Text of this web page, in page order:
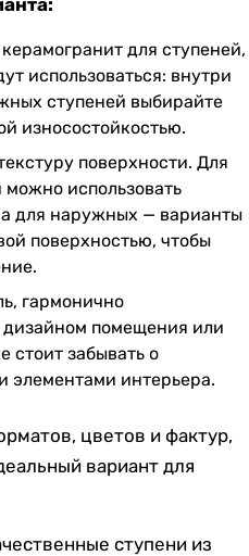
для ступеней,
использоваться: внутри
ступеней выбирайте
износостойкостью.
поверхности. Для
использовать
для наружных — варианты
поверхностью, чтобы
гармонично
помещения или
стоит забывать о
элементами интерьера.
цветов и фактур,
вариант для
ступени из